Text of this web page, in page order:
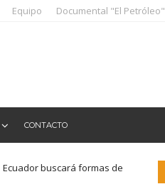
Equipo Documental "El Petróleo"
CONTACTO
Ecuador buscará formas de